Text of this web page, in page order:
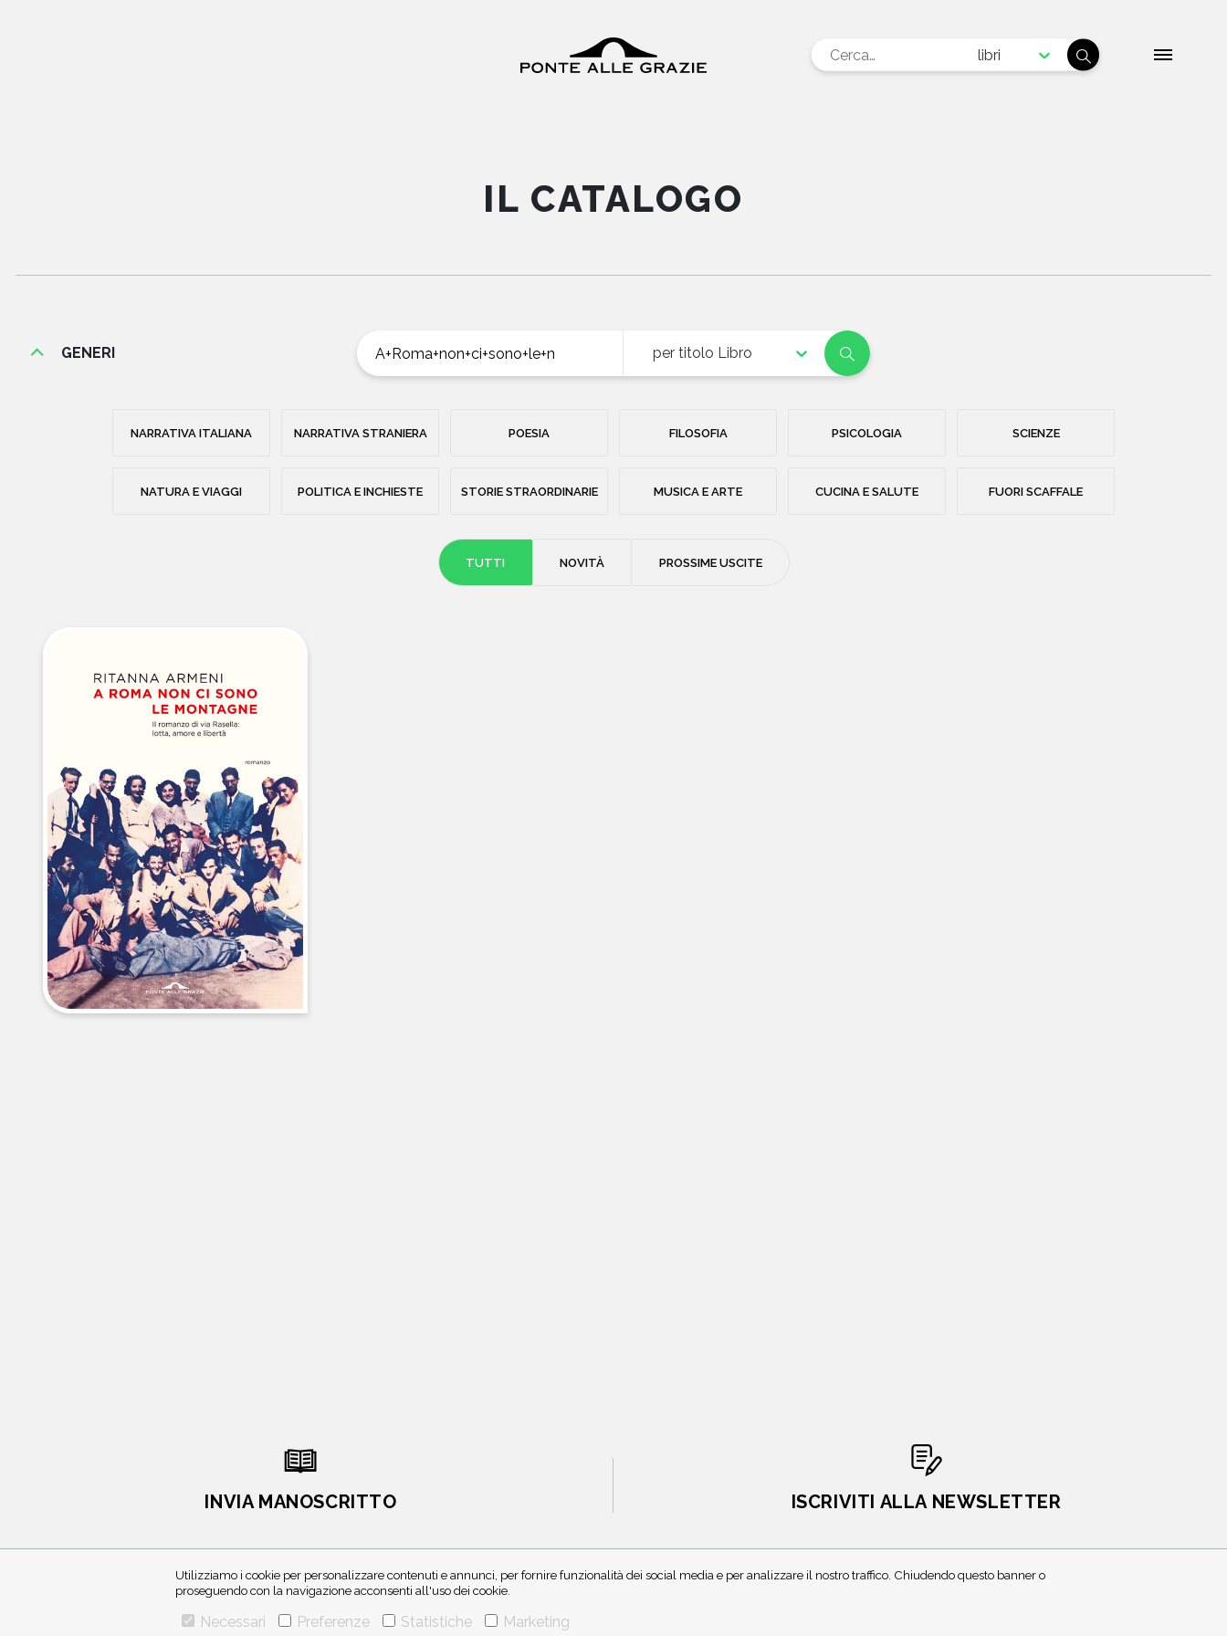
libri
IL CATALOGO
per titolo Libro
GENERI
NARRATIVA ITALIANA NARRATIVA STRANIERA POESIA FILOSOFIA PSICOLOGIA SCIENZE
NATURA E VIAGGI POLITICA E INCHIESTE STORIE STRAORDINARIE MUSICA E ARTE CUCINA E SALUTE FUORI SCAFFALE
TUTTI NOVITÀ PROSSIME USCITE
Utilizziamo i cookie per personalizzare contenuti e annunci, per fornire funzionalità dei social media e per analizzare il nostro traffico. Chiudendo questo banner o
proseguendo con la navigazione acconsenti all'uso dei cookie.
Necessari Preferenze Statistiche Marketing
INVIA MANOSCRITTO ISCRIVITI ALLA NEWSLETTER